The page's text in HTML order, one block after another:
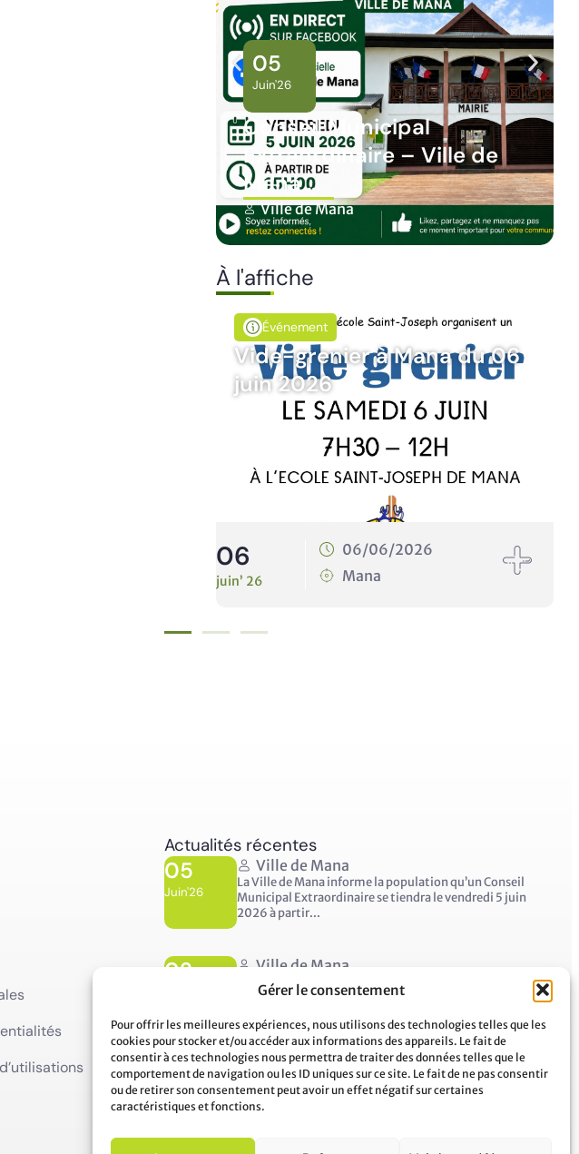
Gérer le consentement
Pour offrir les meilleures expériences, nous utilisons des technologies telles que les
cookies pour stocker et/ou accéder aux informations des appareils. Le fait de
consentir à ces technologies nous permettra de traiter des données telles que le
comportement de navigation ou les ID uniques sur ce site. Le fait de ne pas consentir
ou de retirer son consentement peut avoir un effet négatif sur certaines
caractéristiques et fonctions.
02
Juin'26
Panne des réseaux Orange
sur le territoire de Mana
Ville de Mana
À l'affiche
Événement
Rando’Nat Timoun du 10 juin
2026
juin’ 26
10/06/2026
Actualités récentes
05
Juin'26
Ville de Mana
La Ville de Mana informe la population qu’un Conseil
Municipal Extraordinaire se tiendra le vendredi 5 juin
2026 à partir...
02 Ville de Mana
COMMUNIQUÉ A LA POPULATION Panne des réseaux
Orange sur le territoire de Mana